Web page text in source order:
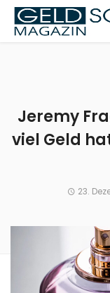
Jeremy
viel Geld
23.